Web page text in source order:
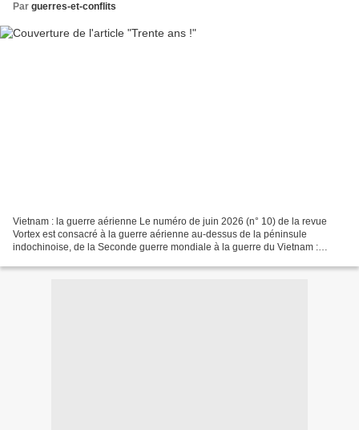
Par guerres-et-conflits
Vietnam : la guerre aérienne Le numéro de juin 2026 (n° 10) de la revue
Vortex est consacré à la guerre aérienne au-dessus de la péninsule
indochinoise, de la Seconde guerre mondiale à la guerre du Vietnam :